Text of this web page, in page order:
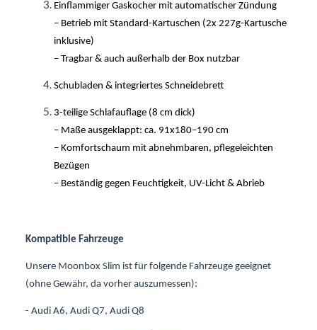
Einflammiger Gaskocher mit automatischer Zündung
– Betrieb mit Standard-Kartuschen (2x 227g-Kartusche
inklusive)
– Tragbar & auch außerhalb der Box nutzbar
Schubladen & integriertes Schneidebrett
3-teilige Schlafauflage (8 cm dick)
– Maße ausgeklappt: ca. 91x180–190 cm
– Komfortschaum mit abnehmbaren, pflegeleichten
Bezügen
– Beständig gegen Feuchtigkeit, UV-Licht & Abrieb
Kompatible Fahrzeuge
Unsere Moonbox Slim ist für folgende Fahrzeuge geeignet
(ohne Gewähr, da vorher auszumessen):
- Audi A6, Audi Q7, Audi Q8